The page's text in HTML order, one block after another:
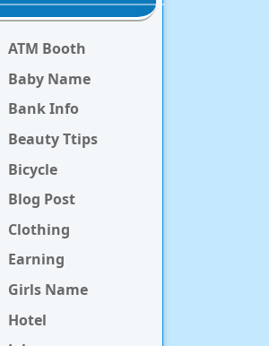
ATM Booth
Baby Name
Bank Info
Beauty Ttips
Bicycle
Blog Post
Clothing
Earning
Girls Name
Hotel